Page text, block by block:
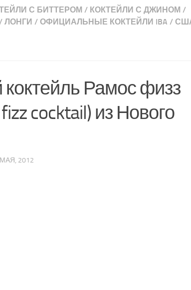
С БИТТЕРОМ / КОКТЕЙЛИ С ДЖИНОМ /
ЛОНГИ / ОФИЦИАЛЬНЫЕ КОКТЕЙЛИ IBA /
Рамос физз
cocktail) из Нового
МАЯ, 2012